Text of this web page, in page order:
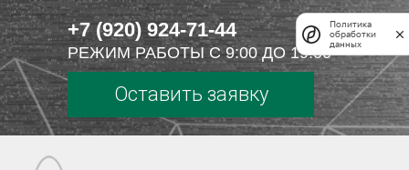
+7 (920) 924-71-44
РЕЖИМ РАБОТЫ С 9:00 ДО 19:00
Оставить заявку
Политика
обработки
данных